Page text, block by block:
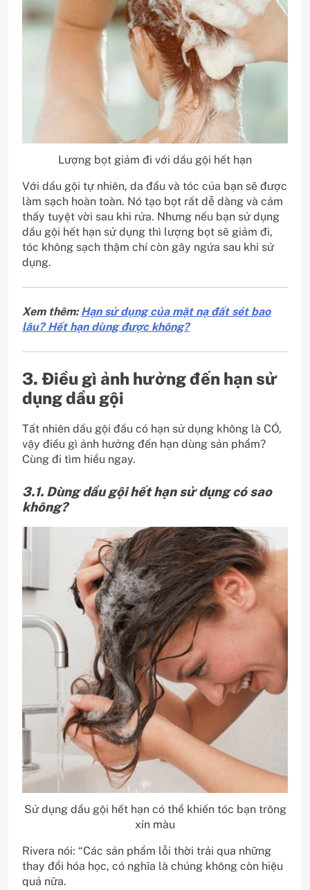
Lượng bọt giảm đi với dầu gội hết hạn
Với dầu gội tự nhiên, da đầu và tóc của bạn sẽ được
làm sạch hoàn toàn. Nó tạo bọt rất dễ dàng và cảm
thấy tuyệt vời sau khi rửa. Nhưng nếu bạn sử dụng
dầu gội hết hạn sử dụng thì lượng bọt sẽ giảm đi,
tóc không sạch thậm chí còn gây ngứa sau khi sử
dụng.
Xem thêm:Hạn sử dụng của mặt nạ đất sét bao
lâu? Hết hạn dùng được không?
3. Điều gì ảnh hưởng đến hạn sử
dụng dầu gội
Tất nhiên dầu gội đầu có hạn sử dụng không là CÓ,
vậy điều gì ảnh hưởng đến hạn dùng sản phẩm?
Cùng đi tìm hiểu ngay.
3.1. Dùng dầu gội hết hạn sử dụng có sao
không?
Sử dụng dầu gội hết hạn có thể khiến tóc bạn trông
xỉn màu
Rivera nói: “Các sản phẩm lỗi thời trải qua những
thay đổi hóa học, có nghĩa là chúng không còn hiệu
quả nữa.